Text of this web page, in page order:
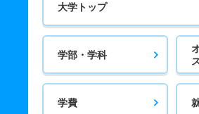
大学トップ
学部・学科
学費